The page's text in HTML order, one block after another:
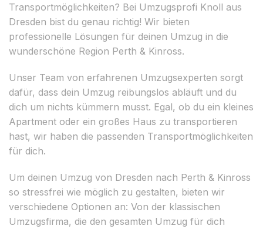
Transportmöglichkeiten? Bei Umzugsprofi Knoll aus
Dresden bist du genau richtig! Wir bieten
professionelle Lösungen für deinen Umzug in die
wunderschöne Region Perth & Kinross.
Unser Team von erfahrenen Umzugsexperten sorgt
dafür, dass dein Umzug reibungslos abläuft und du
dich um nichts kümmern musst. Egal, ob du ein kleines
Apartment oder ein großes Haus zu transportieren
hast, wir haben die passenden Transportmöglichkeiten
für dich.
Um deinen Umzug von Dresden nach Perth & Kinross
so stressfrei wie möglich zu gestalten, bieten wir
verschiedene Optionen an: Von der klassischen
Umzugsfirma, die den gesamten Umzug für dich